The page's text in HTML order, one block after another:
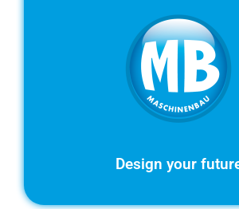
Design your